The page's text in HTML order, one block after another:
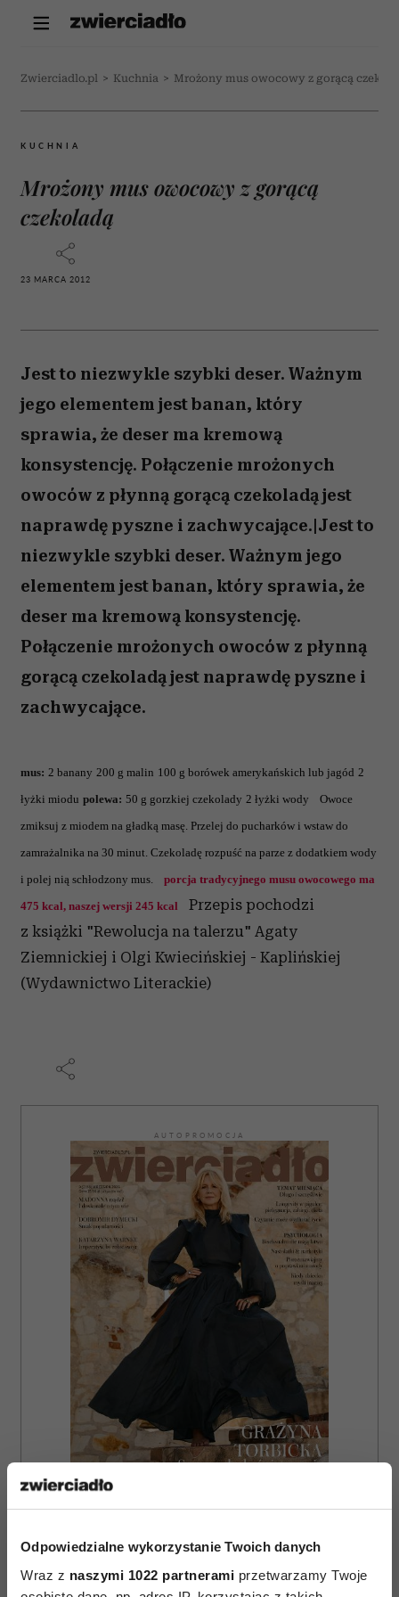
Odpowiedzialne wykorzystanie Twoich danych
Wraz z naszymi 1022 partnerami przetwarzamy Twoje
Zwierciadlo.pl > Kuchnia > Mrożony mus owocowy z gorącą
KUCHNIA
Mrożony mus owocowy z gorącą
czekoladą
23 MARCA 2012
Jest to niezwykle szybki deser. Ważnym
jego elementem jest banan, który
sprawia, że deser ma kremową
konsystencję. Połączenie mrożonych
owoców z płynną gorącą czekoladą jest
naprawdę pyszne i zachwycające.|Jest to
niezwykle szybki deser. Ważnym jego
elementem jest banan, który sprawia, że
deser ma kremową konsystencję.
Połączenie mrożonych owoców z płynną
gorącą czekoladą jest naprawdę pyszne i
zachwycające.
mus: 2 banany 200 g malin 100 g borówek amerykańskich lub jagód 2
łyżki miodu polewa: 50 g gorzkiej czekolady 2 łyżki wody
Owoce
zmiksuj z miodem na gładką masę. Przelej do pucharków i wstaw do
zamrażalnika na 30 minut. Czekoladę rozpuść na parze z dodatkiem wody
i polej nią schłodzony mus.
porcja tradycyjnego musu owocowego ma
475 kcal, naszej wersji 245 kcal
Przepis pochodzi
z książki "Rewolucja na talerzu" Agaty
Ziemnickiej i Olgi Kwiecińskiej - Kaplińskiej
(Wydawnictwo Literackie)
AUTOPROMOCJA